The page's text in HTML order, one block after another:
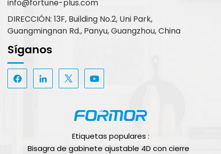
info@fortune-plus.com
DIRECCIÓN: 13F, Building No.2, Uni Park,
Guangmingnan Rd., Panyu, Guangzhou, China
Síganos
Etiquetas populares :
Bisagra de gabinete ajustable 4D con cierre